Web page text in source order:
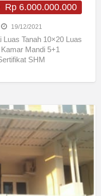
Rp 6.000.000.000
19/12/2021
Tanah 10×20 Luas
Mandi 5+1
SHM